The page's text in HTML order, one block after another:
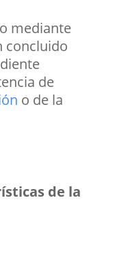
mediante
concluido
de
o de la
de la